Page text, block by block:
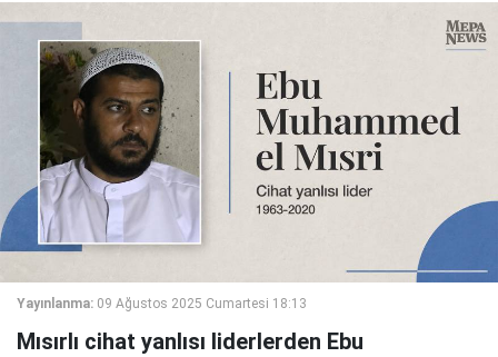
Yayınlanma: 09 Ağustos 2025 Cumartesi 18:13
Mısırlı cihat yanlısı liderlerden Ebu